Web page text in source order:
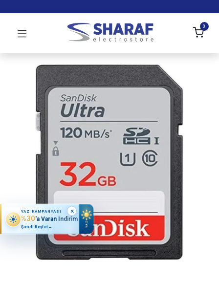
0
YAZ KAMPANYASI
%30'a Varan İndirim
Şimdi Keşfet→ YAZ
×